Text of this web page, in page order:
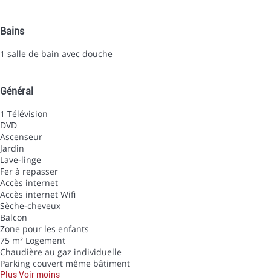
Bains
1 salle de bain avec douche
Général
1 Télévision
DVD
Ascenseur
Jardin
Lave-linge
Fer à repasser
Accès internet
Accès internet Wifi
Sèche-cheveux
Balcon
Zone pour les enfants
75 m² Logement
Chaudière au gaz individuelle
Parking couvert même bâtiment
PlusVoir moins